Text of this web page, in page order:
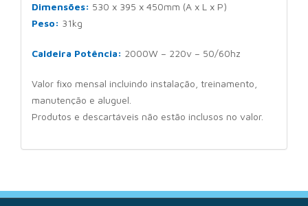
Dimensões: 530 x 395 x 450mm (A x L x P)
Peso: 31kg
Caldeira Potência: 2000W – 220v – 50/60hz
Valor fixo mensal incluindo instalação, treinamento,
manutenção e aluguel.
Produtos e descartáveis não estão inclusos no valor.